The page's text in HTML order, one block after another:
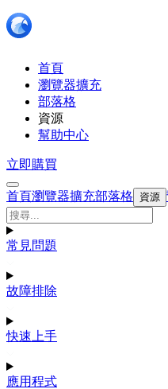
首頁
瀏覽器擴充
部落格
資源
幫助中心
立即購買
首頁瀏覽器擴充部落格 資源
常見問題
故障排除
快速上手
應用程式